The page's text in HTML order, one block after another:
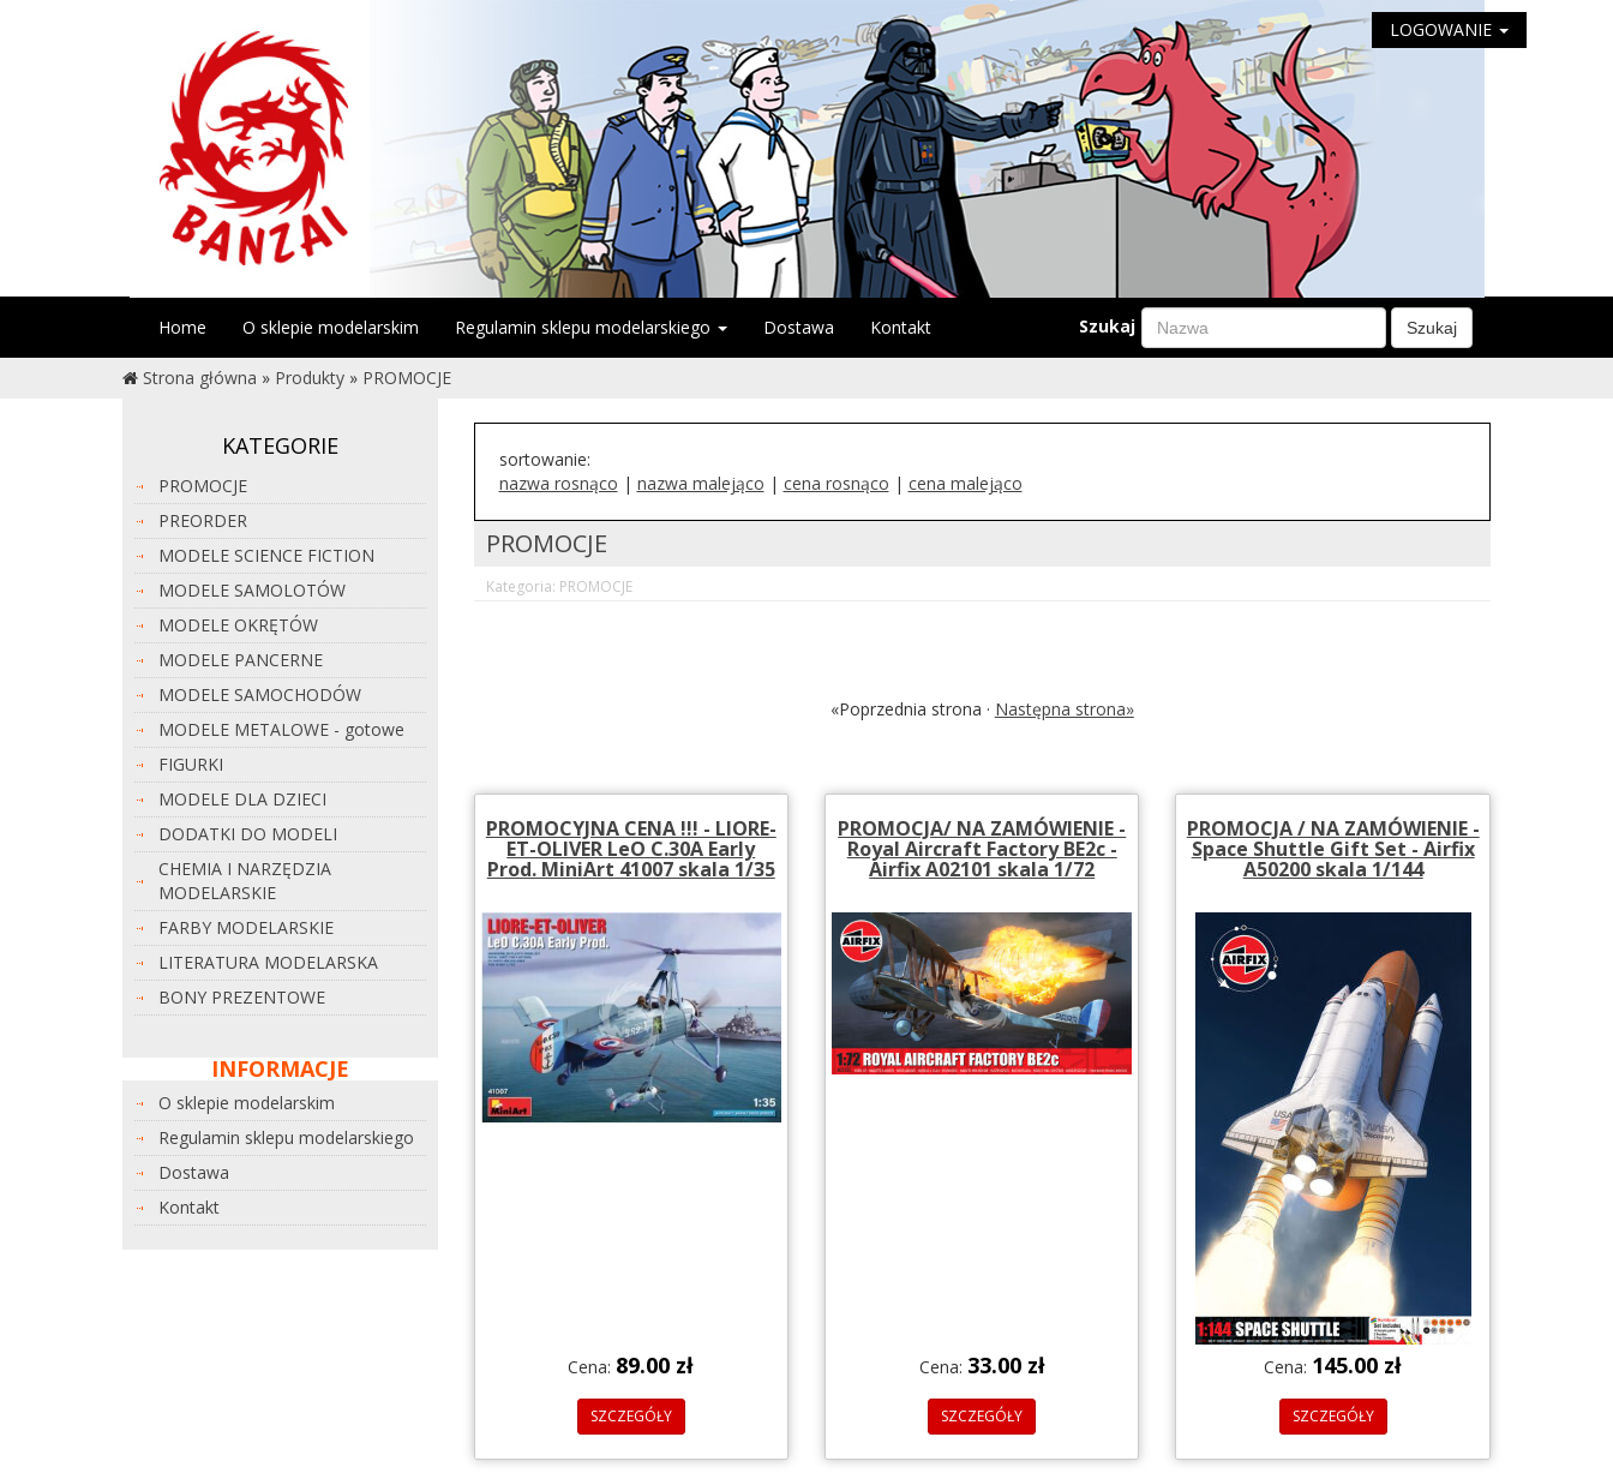
LOGOWANIE
Home O sklepie modelarskim Regulamin sklepu modelarskiego Dostawa Kontakt Szukaj Szukaj
Strona główna » Produkty » PROMOCJE
KATEGORIE
PROMOCJE
PREORDER
MODELE SCIENCE FICTION
MODELE SAMOLOTÓW
MODELE OKRĘTÓW
MODELE PANCERNE
MODELE SAMOCHODÓW
MODELE METALOWE - gotowe
FIGURKI
MODELE DLA DZIECI
DODATKI DO MODELI
CHEMIA I NARZĘDZIA
MODELARSKIE
FARBY MODELARSKIE
LITERATURA MODELARSKA
BONY PREZENTOWE
INFORMACJE
O sklepie modelarskim
Regulamin sklepu modelarskiego
Dostawa
Kontakt
sortowanie:
nazwa rosnąco | nazwa malejąco | cena rosnąco | cena malejąco
PROMOCJE
Kategoria: PROMOCJE
«Poprzednia strona · Następna strona»
PROMOCYJNA CENA !!! - LIORE-
ET-OLIVER LeO C.30A Early
Prod. MiniArt 41007 skala 1/35
Cena: 89.00 zł
SZCZEGÓŁY
PROMOCJA/ NA ZAMÓWIENIE -
Royal Aircraft Factory BE2c -
Airfix A02101 skala 1/72
Cena: 33.00 zł
SZCZEGÓŁY
PROMOCJA / NA ZAMÓWIENIE -
Space Shuttle Gift Set - Airfix
A50200 skala 1/144
Cena: 145.00 zł
SZCZEGÓŁY